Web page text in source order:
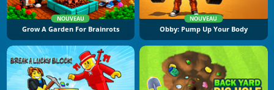
NOUVEAU
Grow A Garden For Brainrots
NOUVEAU
Obby: Pump Up Your Body